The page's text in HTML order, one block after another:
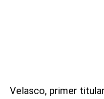
Velasco, primer